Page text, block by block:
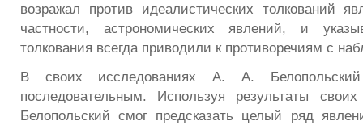
возражал против идеалистических толкований
частности, астрономических явлений, и
толкования всегда приводили к противоречиям с
В своих исследованиях А. А. Белопольский
последовательным. Используя результаты
Белопольский смог предсказать целый ряд